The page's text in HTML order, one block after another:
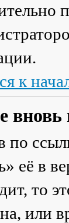
к
вновь
по
её в
то
или